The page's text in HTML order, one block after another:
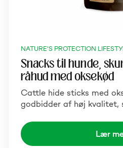
NATURE'S PROTECTION
Snacks til hunde,
råhud med oksekød
Cattle hide sticks med
godbidder af høj kvalitet,
Lær